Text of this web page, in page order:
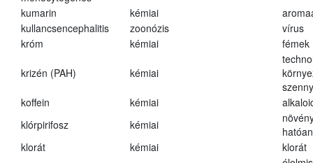
kumarin
kémiai
kullancsencephalitis
zoonózis
vírus
króm
kémiai fémek
krizén (PAH) kémiai
koffein
kémiai
klórpirifosz
kémiai
klorát
kémiai
klorát